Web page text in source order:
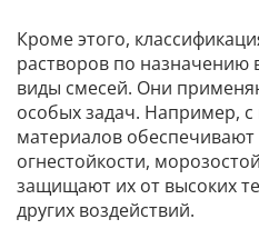
Кроме этого,
растворов по назначению
виды смесей. Они
особых задач. Например,
материалов
огнестойкости,
защищают их от высоких
других воздействий.